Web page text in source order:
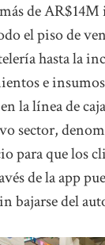
de
el piso de
hasta la
e
la línea de
sector,
para que los
de la app
bajarse del